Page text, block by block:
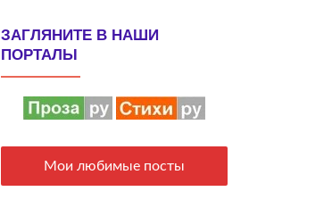
ЗАГЛЯНИТЕ В НАШИ
ПОРТАЛЫ
Мои любимые посты